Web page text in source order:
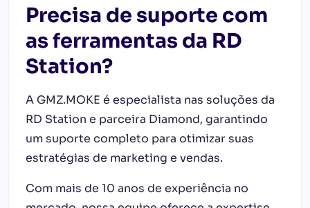
Precisa de suporte com
as ferramentas da RD
Station?
A GMZ.MOKE é especialista nas soluções da
RD Station e parceira Diamond, garantindo
um suporte completo para otimizar suas
estratégias de marketing e vendas.
Com mais de 10 anos de experiência no